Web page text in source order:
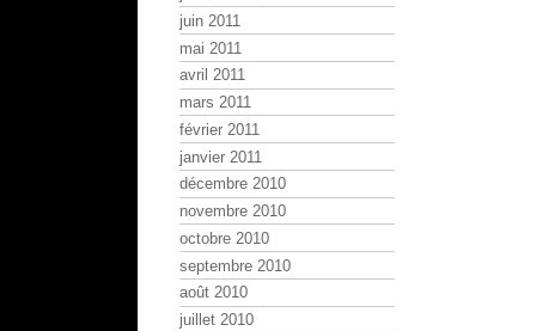
juin 2011
mai 2011
avril 2011
mars 2011
février 2011
janvier 2011
décembre 2010
novembre 2010
octobre 2010
septembre 2010
août 2010
juillet 2010